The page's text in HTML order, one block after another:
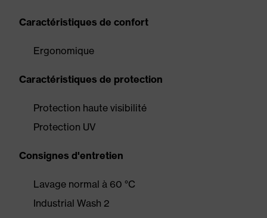
Caractéristiques de confort
Ergonomique
Caractéristiques de protection
Protection haute visibilité
Protection UV
Consignes d'entretien
Lavage normal à 60 °C
Industrial Wash 2